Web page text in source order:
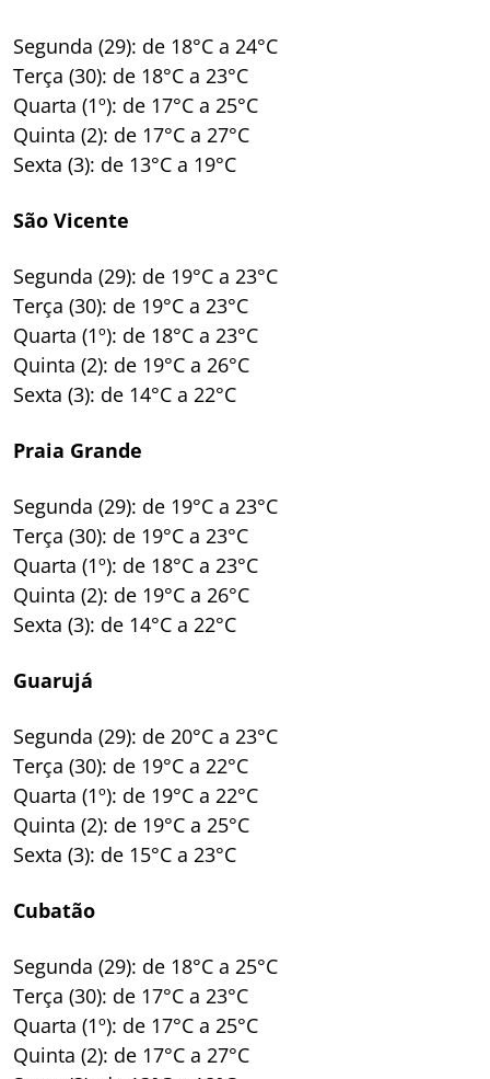
Segunda (29): de 18°C a 24°C
Terça (30): de 18°C a 23°C
Quarta (1º): de 17°C a 25°C
Quinta (2): de 17°C a 27°C
Sexta (3): de 13°C a 19°C
São Vicente
Segunda (29): de 19°C a 23°C
Terça (30): de 19°C a 23°C
Quarta (1º): de 18°C a 23°C
Quinta (2): de 19°C a 26°C
Sexta (3): de 14°C a 22°C
Praia Grande
Segunda (29): de 19°C a 23°C
Terça (30): de 19°C a 23°C
Quarta (1º): de 18°C a 23°C
Quinta (2): de 19°C a 26°C
Sexta (3): de 14°C a 22°C
Guarujá
Segunda (29): de 20°C a 23°C
Terça (30): de 19°C a 22°C
Quarta (1º): de 19°C a 22°C
Quinta (2): de 19°C a 25°C
Sexta (3): de 15°C a 23°C
Cubatão
Segunda (29): de 18°C a 25°C
Terça (30): de 17°C a 23°C
Quarta (1º): de 17°C a 25°C
Quinta (2): de 17°C a 27°C